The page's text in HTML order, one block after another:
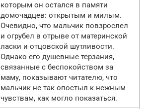
которым он остался в памяти
домочадцев: открытым и милым.
Очевидно, что мальчик повзрослел
и огрубел в отрыве от материнской
ласки и отцовской шутливости.
Однако его душевные терзания,
связанные с беспокойством за
маму, показывают читателю, что
мальчик не так опостыл к нежным
чувствам, как могло показаться.